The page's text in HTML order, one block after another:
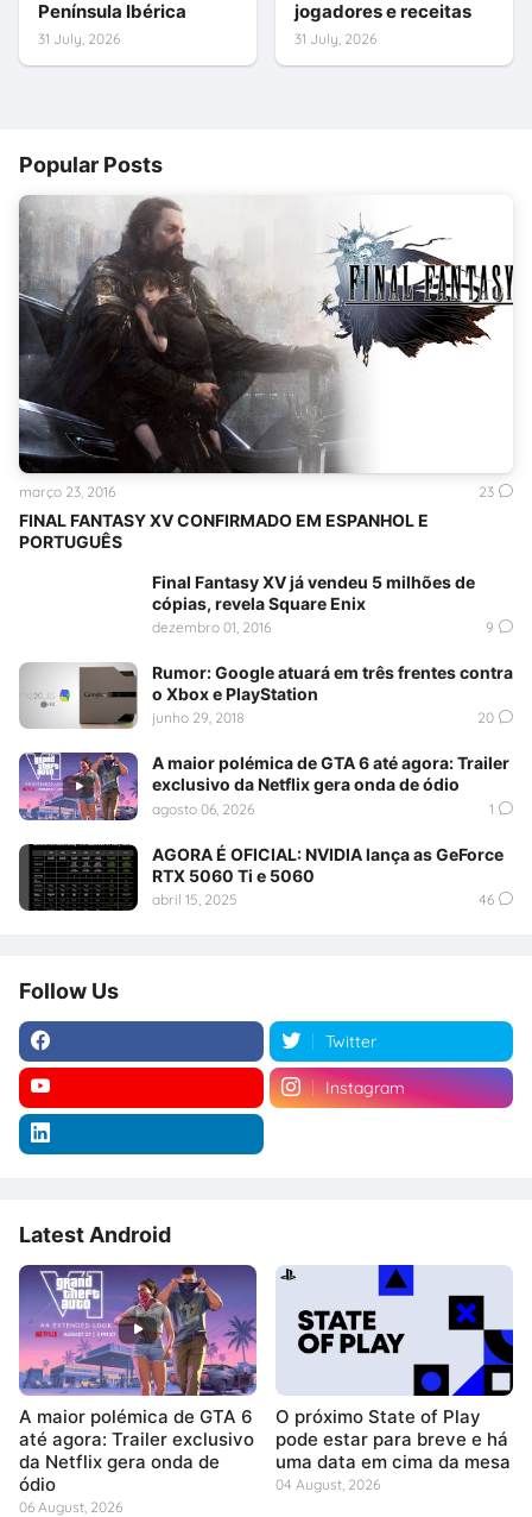
Península Ibérica
31 July, 2026
jogadores e receitas
31 July, 2026
Popular Posts
FINAL FANTASY XV CONFIRMADO EM ESPANHOL E
PORTUGUÊS
março 23, 2016 23
Final Fantasy XV já vendeu 5 milhões de
cópias, revela Square Enix
dezembro 01, 2016 9
Rumor: Google atuará em três frentes contra
o Xbox e PlayStation
junho 29, 2018 20
A maior polémica de GTA 6 até agora: Trailer
exclusivo da Netflix gera onda de ódio
agosto 06, 2026 1
AGORA É OFICIAL: NVIDIA lança as GeForce
RTX 5060 Ti e 5060
abril 15, 2025 46
Follow Us
Twitter
Instagram
Latest Android
A maior polémica de GTA 6
até agora: Trailer exclusivo
da Netflix gera onda de
ódio
06 August, 2026
O próximo State of Play
pode estar para breve e há
uma data em cima da mesa
04 August, 2026